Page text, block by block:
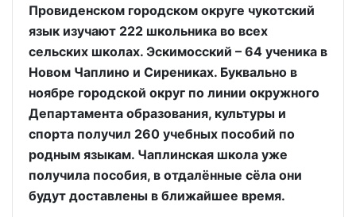
Провиденском городском округе чукотский
язык изучают 222 школьника во всех
сельских школах. Эскимосский – 64 ученика в
Новом Чаплино и Сирениках. Буквально в
ноябре городской округ по линии окружного
Департамента образования, культуры и
спорта получил 260 учебных пособий по
родным языкам. Чаплинская школа уже
получила пособия, в отдалённые сёла они
будут доставлены в ближайшее время.